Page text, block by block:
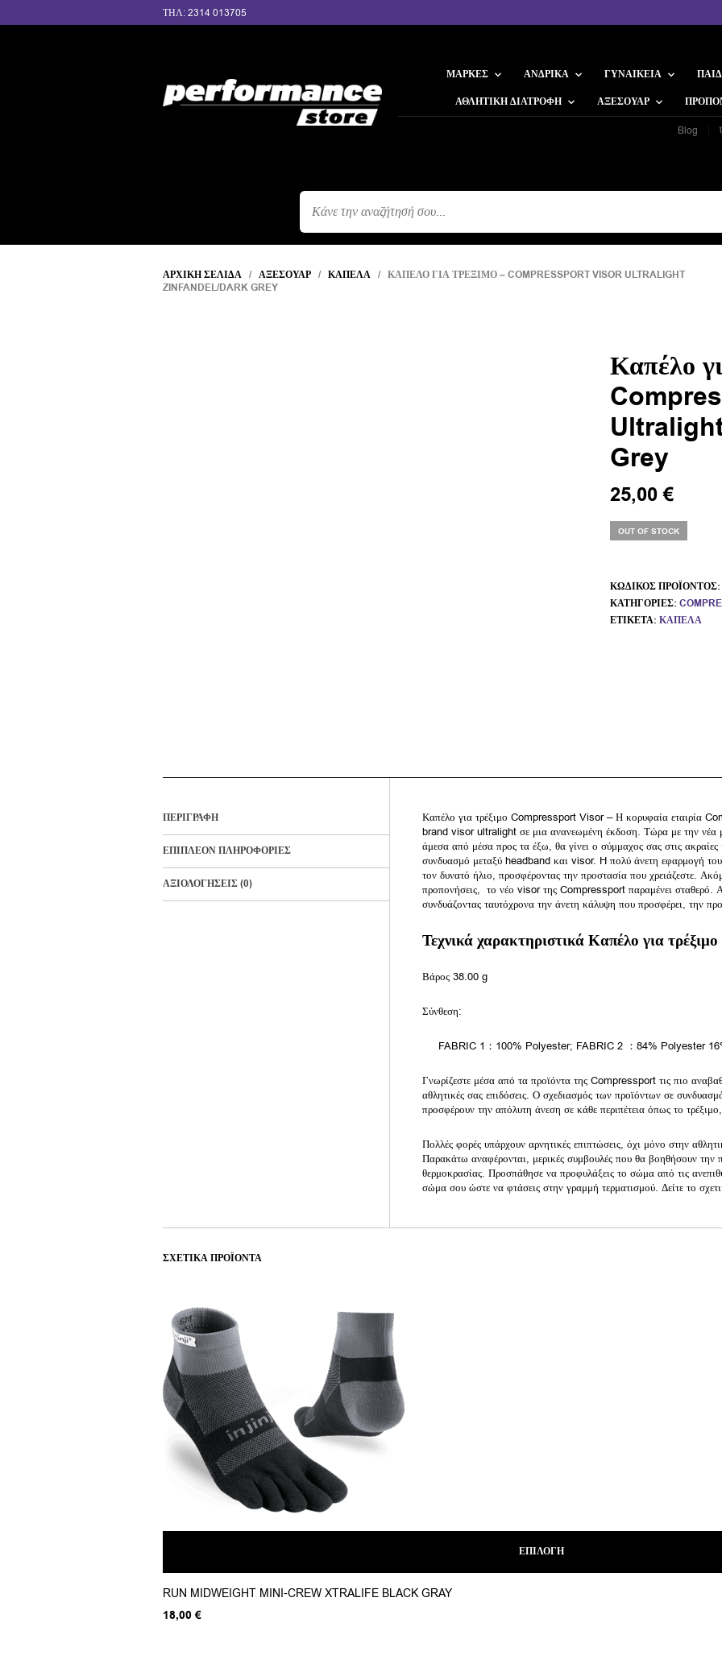
ΤΗΛ: 2314 013705
ΜΆΡΚΕΣ ΑΝΔΡΙΚΆ ΓΥΝΑΙΚΕΊΑ
ΑΘΛΗΤΙΚΉ ΔΙΑΤΡΟΦΉ
ΑΞΕΣΟΥΆΡ
Blog
ΑΝΑΖΉΤΗΣΗ
ΠΡΟΪΌΝΤΩΝ
ΑΡΧΙΚΉ ΣΕΛΊΔΑ / ΑΞΕΣΟΥΆΡ / ΚΑΠΈΛΑ / ΚΑΠΈΛΟ ΓΙΑ ΤΡΈΞΙΜΟ – COMPRESSPORT VISOR ULTRALIGHT
ZINFANDEL/DARK GREY
Καπέλο
Grey
25,00€
OUT OF STOCK
ΚΩΔΙΚΌΣ ΠΡΟΪΌΝΤΟΣ:
ΚΑΤΗΓΟΡΊΕΣ:
ΕΤΙΚΈΤΑ: ΚΑΠΈΛΑ
ΠΕΡΙΓΡΑΦΉ
ΕΠΙΠΛΈΟΝ ΠΛΗΡΟΦΟΡΊΕΣ
ΑΞΙΟΛΟΓΉΣΕΙΣ (0)
Καπέλο για τρέξιμο Compressport Visor – Η κορυφαία εταιρία
brand visor ultralight σε μια ανανεωμένη έκδοση. Τώρα με την νέα
άμεσα από μέσα προς τα έξω, θα γίνει ο σύμμαχος σας στις ακραίες
συνδυασμό μεταξύ headband και visor. H πολύ άνετη εφαρμογή
τον δυνατό ήλιο, προσφέροντας την προστασία που χρειάζεστε.
προπονήσεις, το νέο visor της Compressport παραμένει σταθερό.
συνδυάζοντας ταυτόχρονα την άνετη κάλυψη που προσφέρει, την
Τεχνικά χαρακτηριστικά Καπέλο για
Βάρος 38.00 g
Σύνθεση:
FABRIC 1：100% Polyester; FABRIC 2 ：84% Polyester
Γνωρίζεστε μέσα από τα προϊόντα της Compressport τις πιο
αθλητικές σας επιδόσεις. Ο σχεδιασμός των προϊόντων σε
προσφέρουν την απόλυτη άνεση σε κάθε περιπέτεια όπως το
Πολλές φορές υπάρχουν αρνητικές επιπτώσεις, όχι μόνο στην
Παρακάτω αναφέρονται, μερικές συμβουλές που θα βοηθήσουν την
θερμοκρασίας. Προσπάθησε να προφυλάξεις το σώμα από τις
σώμα σου ώστε να φτάσεις στην γραμμή τερματισμού. Δείτε το
ΣΧΕΤΙΚΆ ΠΡΟΪΌΝΤΑ
ΕΠΙΛΟΓΉ
το
προϊόν
έχει
RUN MIDWEIGHT MINI-CREW XTRALIFE BLACK GRAY
18,00 €